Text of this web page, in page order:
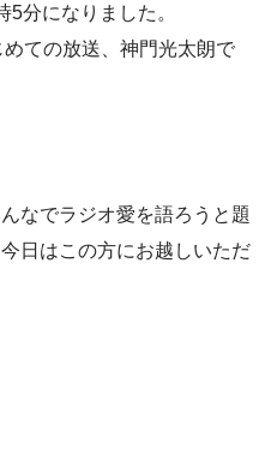
5分になりました。
ての放送、神門光太朗で
なでラジオ愛を語ろうと題
日はこの方にお越しいただ